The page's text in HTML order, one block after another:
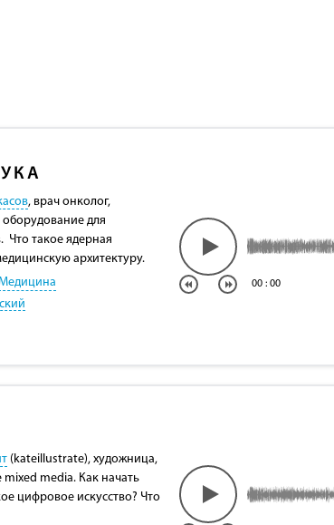
, врач онколог,
для
Что такое ядерная
архитектуру.
00 : 00
(kateillustrate), художница,
media. Как начать
цифровое искусство? Что